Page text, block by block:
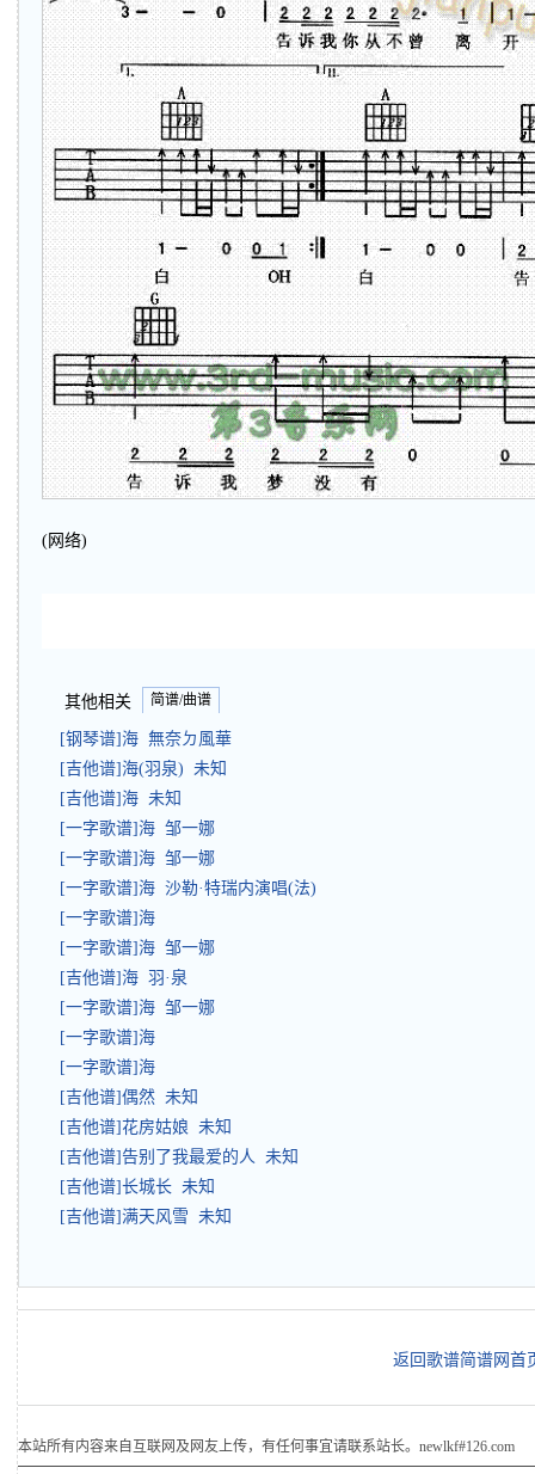
(网络)
其他相关 简谱/曲谱
[钢琴谱]海 無奈ㄉ風華
[吉他谱]海(羽泉) 未知
[吉他谱]海 未知
[一字歌谱]海 邹一娜
[一字歌谱]海 邹一娜
[一字歌谱]海 沙勒·特瑞内演唱(法)
[一字歌谱]海
[一字歌谱]海 邹一娜
[吉他谱]海 羽·泉
[一字歌谱]海 邹一娜
[一字歌谱]海
[一字歌谱]海
[吉他谱]偶然 未知
[吉他谱]花房姑娘 未知
[吉他谱]告别了我最爱的人 未知
[吉他谱]长城长 未知
[吉他谱]满天风雪 未知
返回歌谱简谱网首
本站所有内容来自互联网及网友上传，有任何事宜请联系站长。newlkf#126.com